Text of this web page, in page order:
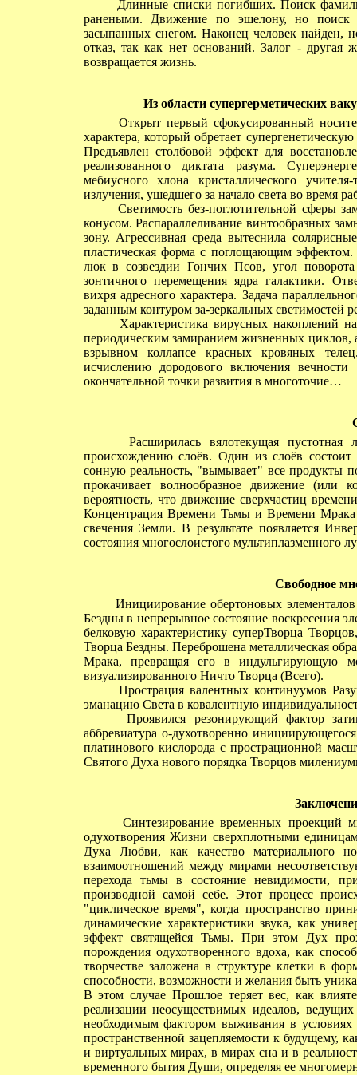
Длинные списки погибших. Поиск
ранеными. Движение по эшелону, но поиск
засыпанных снегом. Наконец человек найден,
отказ, так как нет оснований. Залог - другая
возвращается жизнь.
Из области супергерметических
Открыт первый сфокусированный
характера, который обретает
Предъявлен столбовой эффект для
реализованного диктата разума.
мебиусного хлона кристаллического
излучения, ушедшего за начало света во время
Светимость без-поглотительной сферы
конусом. Распараллеливание винтообразных
зону. Агрессивная среда вытеснила
пластическая форма с поглощающим
люк в созвездии Гончих Псов, угол поворота
зонтичного перемещения ядра галактики.
вихря адресного характера. Задача
заданным контуром за-зеркальных
Характеристика вирусных накоплений
периодическим замиранием жизненных циклов,
взрывном коллапсе красных кровяных
исчислению дородового включения
окончательной точки развития в многоточие…
Расширилась вялотекущая пустотная
происхождению слоёв. Один из слоёв
сонную реальность, "вымывает" все продукты
прокачивает волнообразное движение (или
вероятность, что движение сверхчастиц
Концентрация Времени Тьмы и Времени Мрака
свечения Земли. В результате появляется
состояния многослоистого мультиплазменного
Свободное
Инициирование обертоновых элементалов
Бездны в непрерывное состояние воскресения
белковую характеристику суперТворца
Творца Бездны. Переброшена металлическая
Мрака, превращая его в индульгирующую
визуализированного Ничто Творца (Всего).
Прострация валентных континуумов
эманацию Света в ковалентную
Проявился резонирующий фактор
аббревиатура о-духотворенно
платинового кислорода с прострационной
Святого Духа нового порядка Творцов
Синтезирование временных проекций
одухотворения Жизни сверхплотными
Духа Любви, как качество материального
взаимоотношений между мирами
перехода тьмы в состояние невидимости,
производной самой себе. Этот процесс
"циклическое время", когда пространство
динамические характеристики звука, как
эффект святящейся Тьмы. При этом Дух
порождения одухотворенного вдоха, как
творчестве заложена в структуре клетки в
способности, возможности и желания быть
В этом случае Прошлое теряет вес, как
реализации неосуществимых идеалов,
необходимым фактором выживания в условиях
пространственной зацепляемости к будущему,
и виртуальных мирах, в мирах сна и в
временного бытия Души, определяя ее